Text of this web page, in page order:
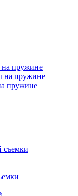
пружине
на пружине
пружине
съемки